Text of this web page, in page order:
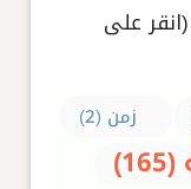
على
زمن (2)